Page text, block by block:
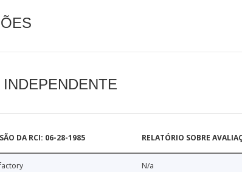
DA RCI: 06-28-1985 RELATÓRIO SOBRE
N/a